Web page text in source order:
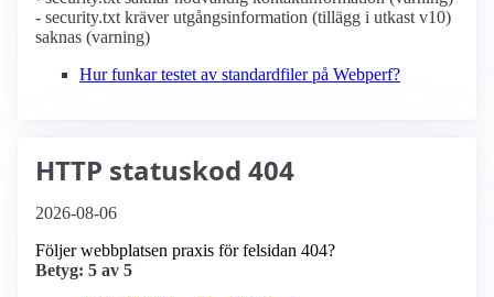
- security.txt kräver utgångsinformation (tillägg i utkast v10)
saknas (varning)
Hur funkar testet av standardfiler på Webperf?
HTTP statuskod 404
2026-08-06
Följer webbplatsen praxis för felsidan 404?
Betyg: 5 av 5